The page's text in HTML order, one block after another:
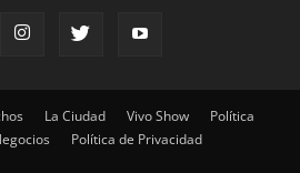
La Ciudad Vivo Show
Política
Política de Privacidad